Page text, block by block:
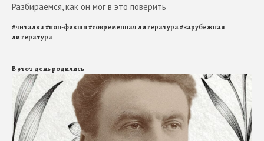
Разбираемся, как он мог в это поверить
#читалка#нон-фикшн#современная литература#зарубежная
литература
В этот день родились